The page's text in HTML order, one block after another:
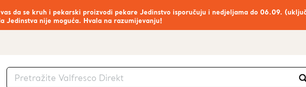
da se kruh i pekarski proizvodi pekare Jedinstvo isporučuju i nedjeljama do 06.09.
Jedinstva nije moguća. Hvala na razumijevanju!